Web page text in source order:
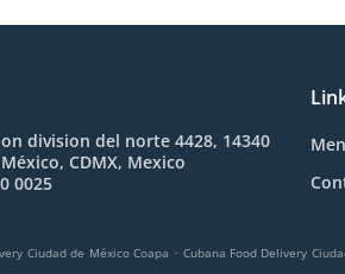
division del norte 4428, 14340
CDMX, Mexico
0025
Ciudad de México Coapa . Cubana Food Delivery